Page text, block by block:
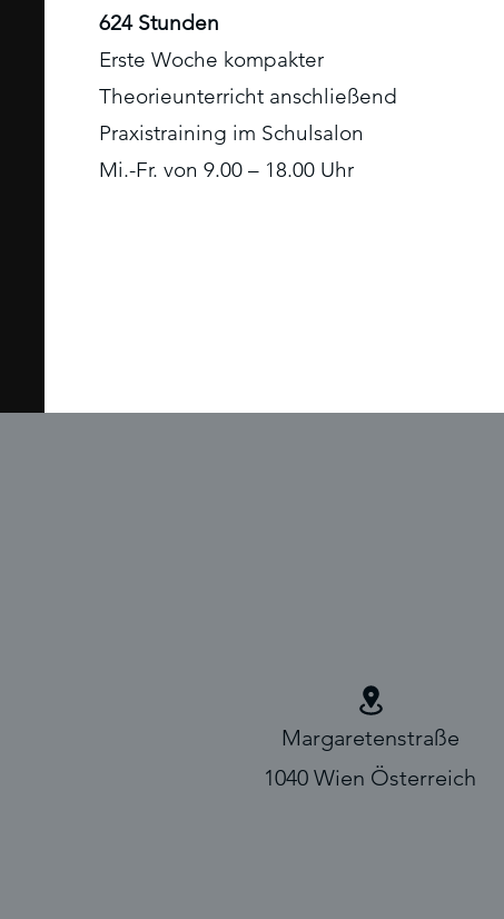
624 Stunden
Erste Woche kompakter
Theorieunterricht anschließend
Praxistraining im Schulsalon
Mi.-Fr. von 9.00 – 18.00 Uhr
Margaretenstraße
1040 Wien Österreich